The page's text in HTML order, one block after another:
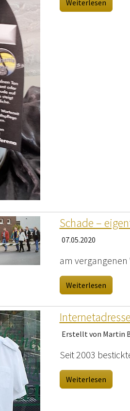
Weiterlesen
Schade –
07.05.2020
am
Weiterlesen
Erstellt von Martin
Seit 2003
Weiterlesen